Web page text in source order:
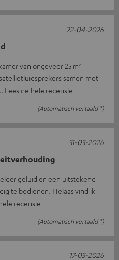
van ongeveer 25 m²
samen met
Lees de hele recensie
(Automatisch vertaald *)
22-04-2026
geluid en een uitstekend
te bedienen. Helaas vind ik
recensie
(Automatisch vertaald *)
31-03-2026
17-03-2026